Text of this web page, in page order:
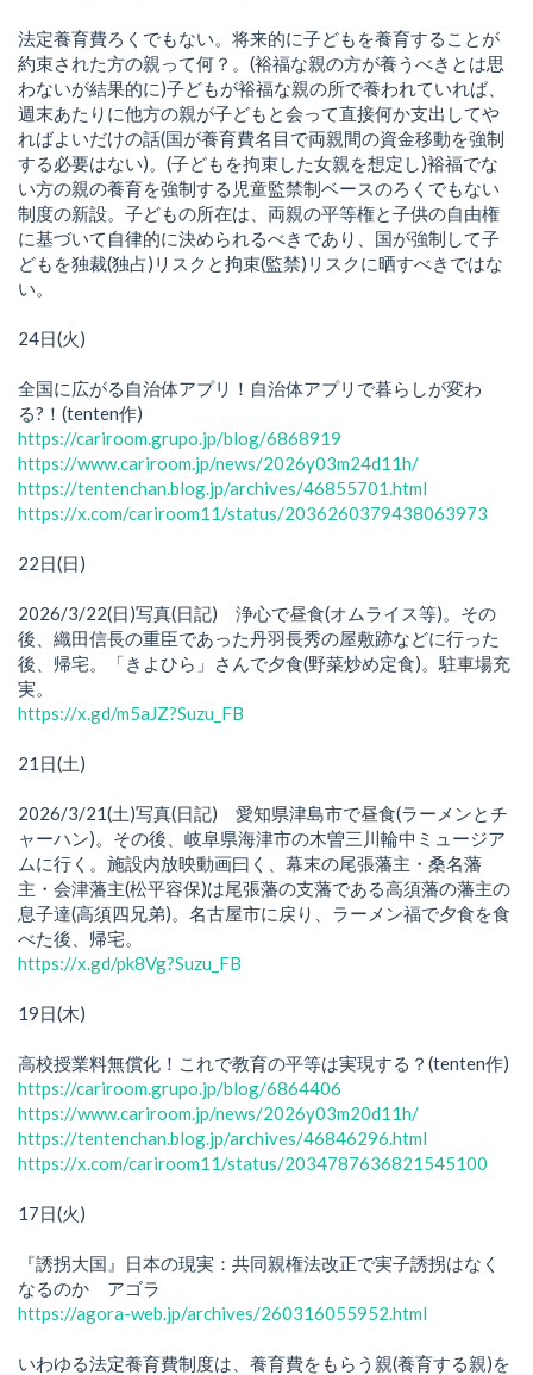
法定養育費ろくでもない。将来的に子どもを養育することが
約束された方の親って何？。(裕福な親の方が養うべきとは思
わないが結果的に)子どもが裕福な親の所で養われていれば、
週末あたりに他方の親が子どもと会って直接何か支出してや
ればよいだけの話(国が養育費名目で両親間の資金移動を強制
する必要はない)。(子どもを拘束した女親を想定し)裕福でな
い方の親の養育を強制する児童監禁制ベースのろくでもない
制度の新設。子どもの所在は、両親の平等権と子供の自由権
に基づいて自律的に決められるべきであり、国が強制して子
どもを独裁(独占)リスクと拘束(監禁)リスクに晒すべきではな
い。
24日(火)
全国に広がる自治体アプリ！自治体アプリで暮らしが変わ
る?！(tenten作)
https://cariroom.grupo.jp/blog/6868919
https://www.cariroom.jp/news/2026y03m24d11h/
https://tentenchan.blog.jp/archives/46855701.html
https://x.com/cariroom11/status/2036260379438063973
22日(日)
2026/3/22(日)写真(日記) 浄心で昼食(オムライス等)。その
後、織田信長の重臣であった丹羽長秀の屋敷跡などに行った
後、帰宅。「きよひら」さんで夕食(野菜炒め定食)。駐車場充
実。
https://x.gd/m5aJZ?Suzu_FB
21日(土)
2026/3/21(土)写真(日記) 愛知県津島市で昼食(ラーメンとチ
ャーハン)。その後、岐阜県海津市の木曽三川輪中ミュージア
ムに行く。施設内放映動画曰く、幕末の尾張藩主・桑名藩
主・会津藩主(松平容保)は尾張藩の支藩である高須藩の藩主の
息子達(高須四兄弟)。名古屋市に戻り、ラーメン福で夕食を食
べた後、帰宅。
https://x.gd/pk8Vg?Suzu_FB
19日(木)
高校授業料無償化！これで教育の平等は実現する？(tenten作)
https://cariroom.grupo.jp/blog/6864406
https://www.cariroom.jp/news/2026y03m20d11h/
https://tentenchan.blog.jp/archives/46846296.html
https://x.com/cariroom11/status/2034787636821545100
17日(火)
『誘拐大国』日本の現実：共同親権法改正で実子誘拐はなく
なるのか アゴラ
https://agora-web.jp/archives/260316055952.html
いわゆる法定養育費制度は、養育費をもらう親(養育する親)を